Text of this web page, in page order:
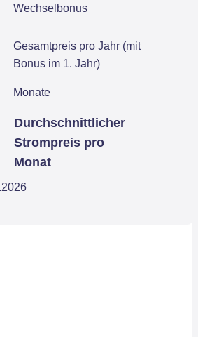
Wechselbonus
Gesamtpreis pro Jahr (mit
Bonus im 1. Jahr)
Monate
Durchschnittlicher
Strompreis pro
Monat